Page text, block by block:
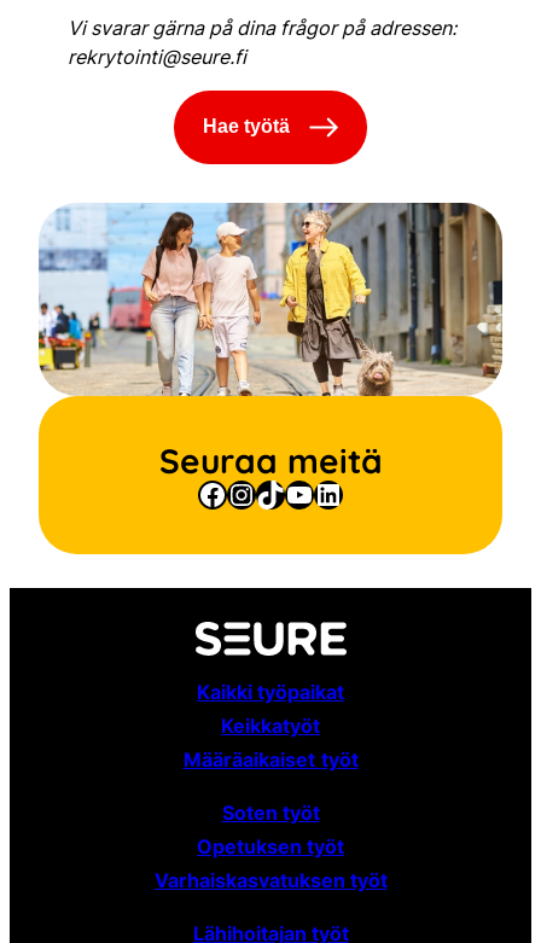
Vi svarar gärna på dina frågor på adressen:
rekrytointi@seure.fi
Hae työtä
Seuraa meitä
Facebook
Instagram
TikTok
YouTube
LinkedIn
Kaikki työpaikat
Keikkatyöt
Määräaikaiset työt
Soten työt
Opetuksen työt
Varhaiskasvatuksen työt
Lähihoitajan työt